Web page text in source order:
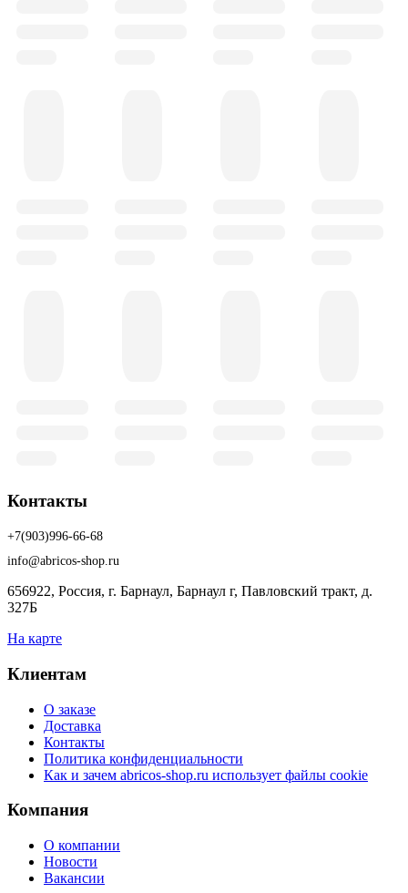
Контакты
+7(903)996-66-68
info@abricos-shop.ru
656922, Россия, г. Барнаул, Барнаул г, Павловский тракт, д.
327Б
На карте
Клиентам
О заказе
Доставка
Контакты
Политика конфиденциальности
Как и зачем abricos-shop.ru использует файлы cookie
Компания
О компании
Новости
Вакансии